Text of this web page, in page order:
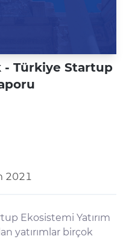
- Türkiye Startup
2021
Ekosistemi Yatırım
yatırımlar birçok